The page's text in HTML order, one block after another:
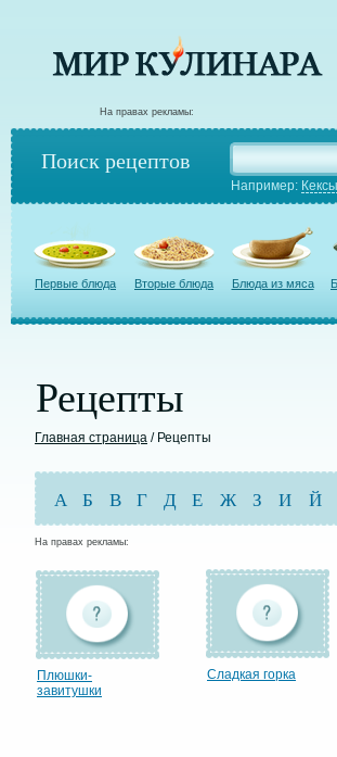
На правах рекламы:
Поиск рецептов
Например:
Первые блюда Вторые блюда Блюда из мяса
Рецепты
Главная страница / Рецепты
А Б В Г Д Е Ж З И Й
На правах рекламы:
Плюшки-
завитушки
Сладкая горка